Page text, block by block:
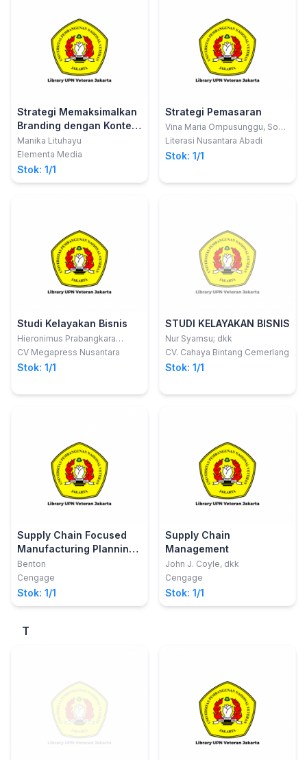
Strategi Memaksimalkan
Branding dengan Konten
Kreatif
Manika Lituhayu
Elementa Media
Stok: 1/1
Strategi Pemasaran
Vina Maria Ompusunggu, Sos.,
MSP.
Literasi Nusantara Abadi
Stok: 1/1
Studi Kelayakan Bisnis
Hieronimus Prabangkara
Supadma
CV Megapress Nusantara
Stok: 1/1
STUDI KELAYAKAN BISNIS
Nur Syamsu; dkk
CV. Cahaya Bintang Cemerlang
Stok: 1/1
Supply Chain Focused
Manufacturing Planning
and Control
Benton
Cengage
Stok: 1/1
Supply Chain
Management
John J. Coyle, dkk
Cengage
Stok: 1/1
T